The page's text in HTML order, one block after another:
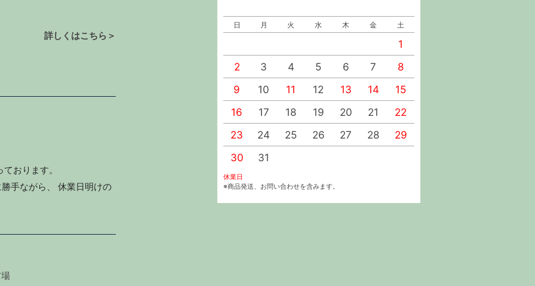
詳しくはこちら＞
おります。
手ながら、 休業日明けの
日 月 火 水 木 金 土
1
2
3 4 5 6 7
8
9
10 11 12 13 14
15
16
17 18 19 20 21
22
23
24 25 26 27 28
29
30
31
休業日
※商品発送、お問い合わせを含みます。